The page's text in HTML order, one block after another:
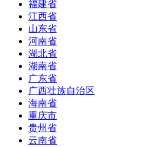
福建省
江西省
山东省
河南省
湖北省
湖南省
广东省
广西壮族自治区
海南省
重庆市
贵州省
云南省